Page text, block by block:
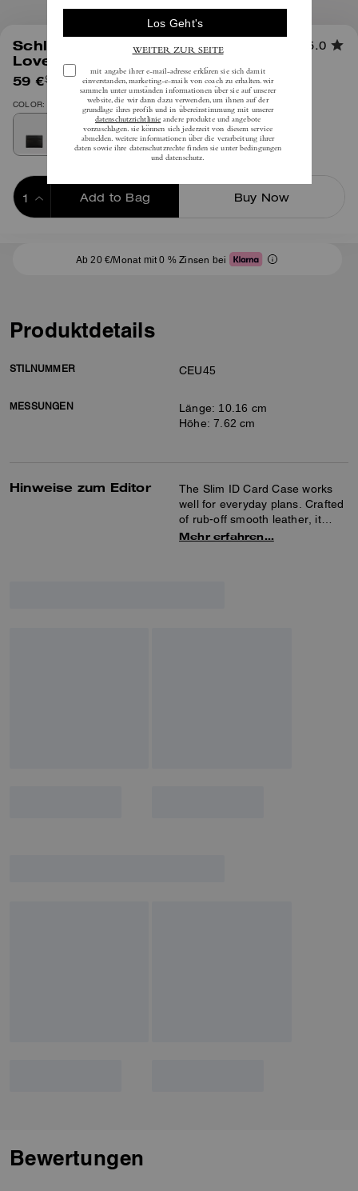
Schlanke ID-Kartenhülle Aus
Loved Leder
5.0
59 €95 € (37%)inkl. MwSt.
COLOR: Schwarz Braun
Add to Bag Buy Now
Ab 20 €/Monat mit 0 % Zinsen bei
Produktdetails
STILNUMMER CEU45
MESSUNGEN
Länge: 10.16 cm
Höhe: 7.62 cm
Hinweise zum Editor
The Slim ID Card Case works
well for everyday plans. Crafted
of rub-off smooth leather, it
features three credit card slots
Mehr erfahren…
Bewertungen